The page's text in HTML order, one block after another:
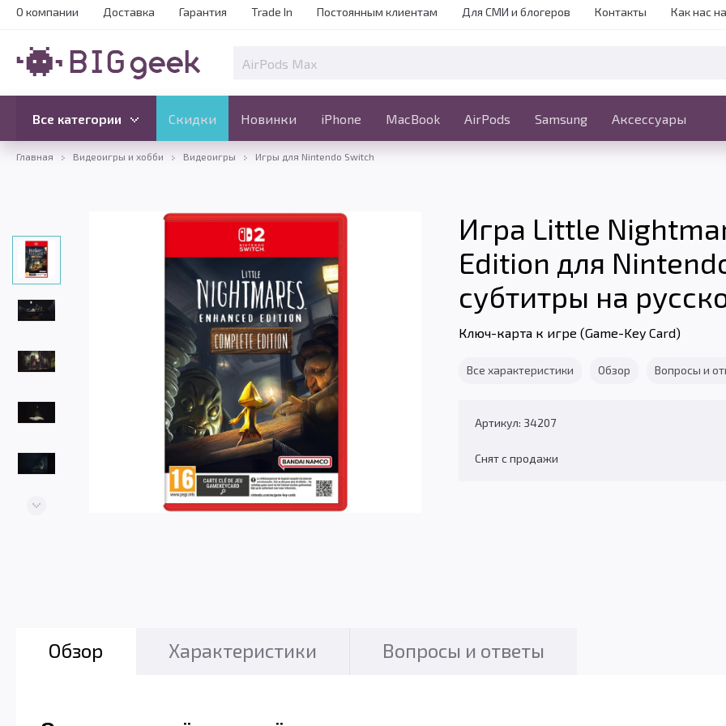
О компании Доставка Гарантия Trade In Постоянным клиентам Для СМИ и блогеров Контакты Как нас
Все категории Скидки Новинки iPhone MacBook AirPods Samsung Аксессуары
Скидки Новинки iPhone MacBook
Все категории Ещё
Главная Видеоигры и хобби Видеоигры Игры для Nintendo Switch
Игра Little
Edition для
субтитры на
Ключ-карта к игре (Game-Key Card)
Все характеристики Обзор Вопросы и
Артикул: 34207
Снят с продажи
Обзор Характеристики Вопросы и ответы